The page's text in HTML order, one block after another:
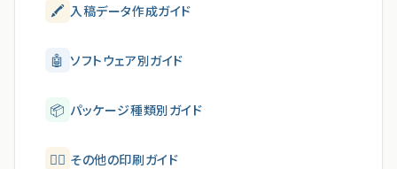
🖍 入稿データ作成ガイド
🤖 ソフトウェア別ガイド
📦 パッケージ種類別ガイド
🙋‍♂️ その他の印刷ガイド